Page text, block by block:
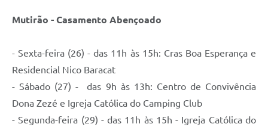
Mutirão - Casamento Abençoado
- Sexta-feira (26) - das 11h às 15h: Cras Boa Esperança e
Residencial Nico Baracat
- Sábado (27) - das 9h às 13h: Centro de Convivência
Dona Zezé e Igreja Católica do Camping Club
- Segunda-feira (29) - das 11h às 15h - Igreja Católica do